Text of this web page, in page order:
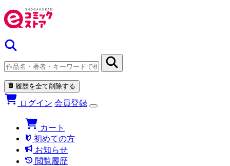
履歴を全て削除する
ログイン 会員登録
カート
初めての方
お知らせ
閲覧履歴